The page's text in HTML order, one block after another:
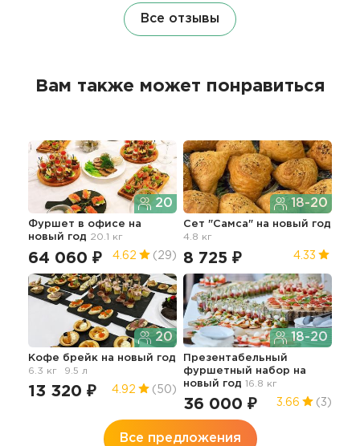
Все отзывы
Вам также может понравиться
20
Фуршет в офисе
на
новый год 20.1 кг
64 060 ₽ 4.62 (29)
18-20
Сет "Самса"
на новый год
4.8 кг
8 725 ₽ 4.33
20
Кофе брейк на новый год
6.3 кг
9.5 л
13 320 ₽ 4.92 (50)
18-20
Презентабельный
фуршетный набор на
новый год 16.8 кг
36 000 ₽ 3.66 (3)
Все предложения